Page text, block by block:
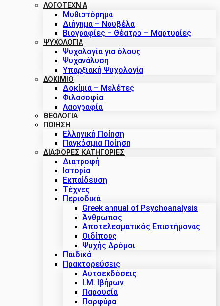
ΛΟΓΟΤΕΧΝΙΑ
Μυθιστόρημα
Διήγημα – Νουβέλα
Βιογραφίες – Θέατρο – Μαρτυρίες
ΨΥΧΟΛΟΓΙΑ
Ψυχολογία για όλους
Ψυχανάλυση
Υπαρξιακή Ψυχολογία
ΔΟΚΊΜΙΟ
Δοκίμια – Μελέτες
Φιλοσοφία
Λαογραφία
ΘΕΟΛΟΓΙΑ
ΠΟΙΗΣΗ
Ελληνική Ποίηση
Παγκόσμια Ποίηση
ΔΙΑΦΟΡΕΣ ΚΑΤΗΓΟΡΙΕΣ
Διατροφή
Ιστορία
Εκπαίδευση
Τέχνες
Περιοδικά
Greek annual of Psychoanalysis
Άνθρωπος
Αποτελεσματικός Επιστήμονας
Οιδίπους
Ψυχής Δρόμοι
Παιδικά
Πρακτoρεύσεις
Αυτοεκδόσεις
Ι.Μ. Ιβήρων
Παρουσία
Πορφύρα